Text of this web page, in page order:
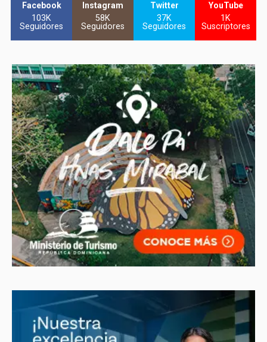
Facebook
103K
Seguidores
Instagram
58K
Seguidores
Twitter
37K
Seguidores
YouTube
1K
Suscriptores